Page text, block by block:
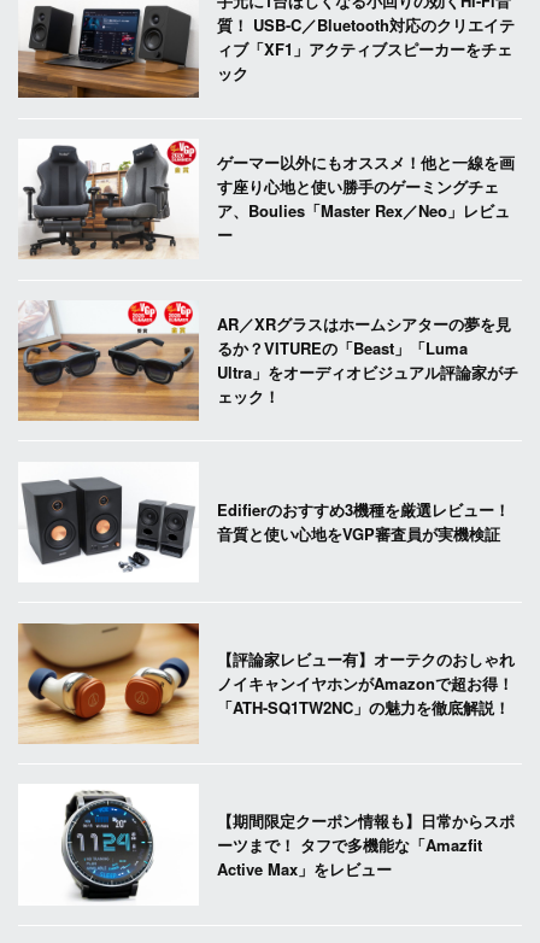
質！ USB-C／Bluetooth対応のクリエイテ
ィブ「XF1」アクティブスピーカーをチェ
ック
ゲーマー以外にもオススメ！他と一線を画
す座り心地と使い勝手のゲーミングチェ
ア、Boulies「Master Rex／Neo」レビュ
ー
AR／XRグラスはホームシアターの夢を見
るか？VITUREの「Beast」「Luma
Ultra」をオーディオビジュアル評論家がチ
ェック！
Edifierのおすすめ3機種を厳選レビュー！
音質と使い心地をVGP審査員が実機検証
【評論家レビュー有】オーテクのおしゃれ
ノイキャンイヤホンがAmazonで超お得！
「ATH-SQ1TW2NC」の魅力を徹底解説！
【期間限定クーポン情報も】日常からスポ
ーツまで！ タフで多機能な「Amazfit
Active Max」をレビュー